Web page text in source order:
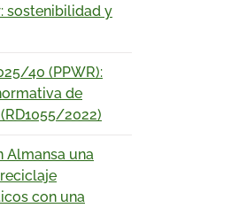
sostenibilidad y
40 (PPWR):
de
2022)
Almansa una
con una